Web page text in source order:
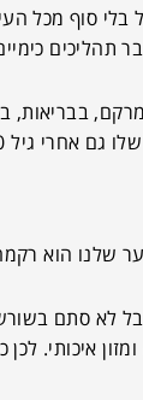
בלי סוף מכל
תהליכים
בבריאות,
לשקם ולהבריא את השיער.
שלנו הוא
לא סתם
איכותי.